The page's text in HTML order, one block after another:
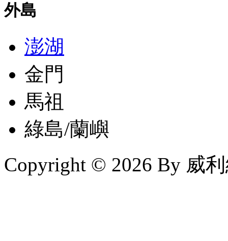
外島
澎湖
金門
馬祖
綠島/蘭嶼
Copyright © 2026 By 威